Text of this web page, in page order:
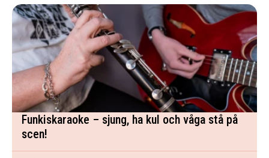
Funkiskaraoke – sjung, ha kul och våga stå på
scen!